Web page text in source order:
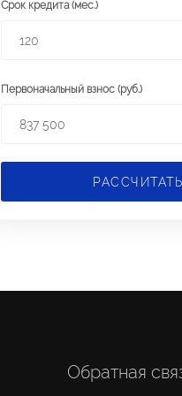
Срок кредита (мес.)
Первоначальный взнос (руб.)
РАССЧИТАТЬ
Обратная